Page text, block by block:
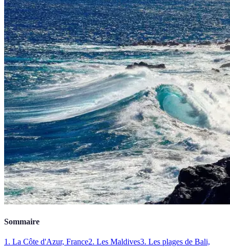
Sommaire
1. La Côte d'Azur, France2. Les Maldives3. Les plages de Bali,